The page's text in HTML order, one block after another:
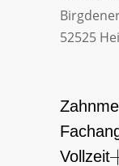
52525
Vollzeit